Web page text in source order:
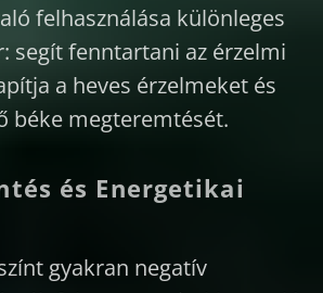
felhasználása különleges
segít fenntartani az érzelmi
a heves érzelmeket és
béke megteremtését.
és Energetikai
gyakran negatív